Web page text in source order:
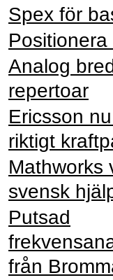
Spex för
Analog
repertoar
Ericsson
riktigt
Mathworks
svensk
Putsad
från